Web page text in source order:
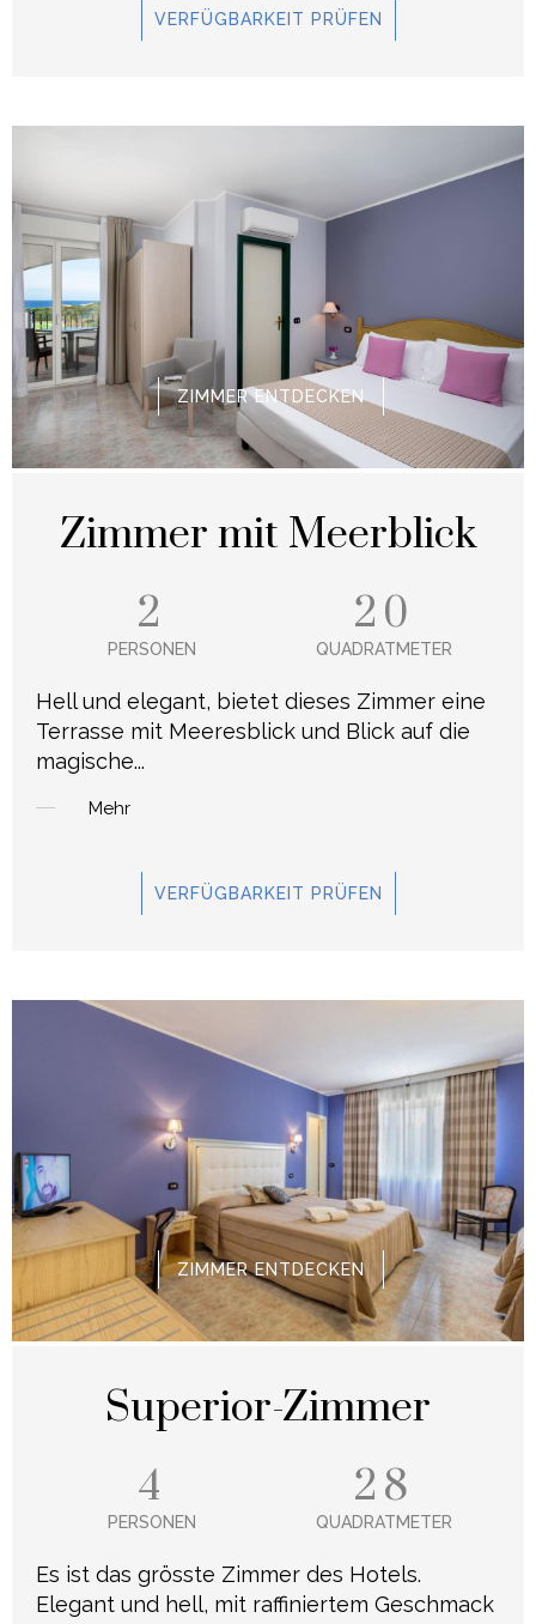
VERFÜGBARKEIT PRÜFEN
ZIMMER ENTDECKEN
Zimmer mit Meerblick
2
20
PERSONEN QUADRATMETER
Hell und elegant, bietet dieses Zimmer eine
Terrasse mit Meeresblick und Blick auf die
magische...
Mehr
VERFÜGBARKEIT PRÜFEN
ZIMMER ENTDECKEN
Superior-Zimmer
4
28
PERSONEN QUADRATMETER
Es ist das grösste Zimmer des Hotels.
Elegant und hell, mit raffiniertem Geschmack